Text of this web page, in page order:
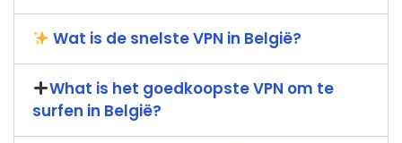
Wat is de snelste VPN in België?
What is het goedkoopste VPN om te
surfen in België?